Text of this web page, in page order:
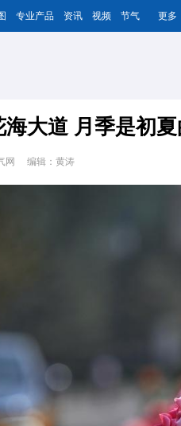
专业产品 资讯 视频 节气 更多
大道 月季是初
网 编辑：黄涛